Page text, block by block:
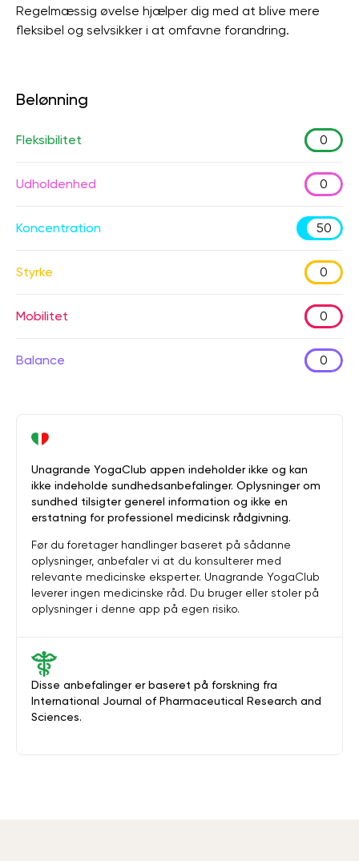
Regelmæssig øvelse hjælper dig med at blive mere
fleksibel og selvsikker i at omfavne forandring.
Belønning
Fleksibilitet 0
Udholdenhed 0
Koncentration 50
Styrke 0
Mobilitet 0
Balance 0
Disse anbefalinger er baseret på forskning fra
International Journal of Pharmaceutical Research and
Sciences.
Unagrande YogaClub appen indeholder ikke og kan
ikke indeholde sundhedsanbefalinger. Oplysninger om
sundhed tilsigter generel information og ikke en
erstatning for professionel medicinsk rådgivning.
Før du foretager handlinger baseret på sådanne
oplysninger, anbefaler vi at du konsulterer med
relevante medicinske eksperter. Unagrande YogaClub
leverer ingen medicinske råd. Du bruger eller stoler på
oplysninger i denne app på egen risiko.